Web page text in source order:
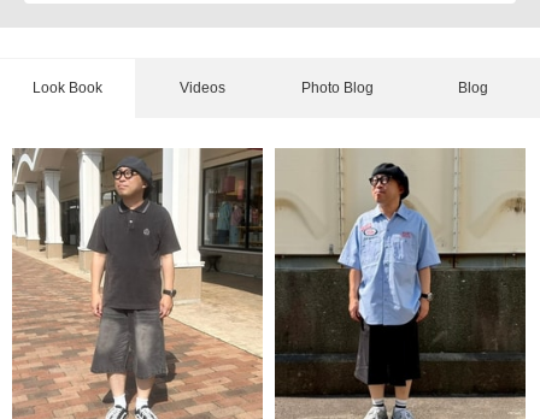
Look Book Videos Photo Blog Blog